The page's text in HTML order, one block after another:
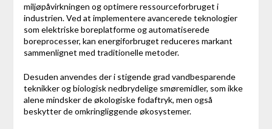
miljøpåvirkningen og optimere ressourceforbruget i
industrien. Ved at implementere avancerede teknologier
som elektriske boreplatforme og automatiserede
boreprocesser, kan energiforbruget reduceres markant
sammenlignet med traditionelle metoder.
Desuden anvendes der i stigende grad vandbesparende
teknikker og biologisk nedbrydelige smøremidler, som ikke
alene mindsker de økologiske fodaftryk, men også
beskytter de omkringliggende økosystemer.